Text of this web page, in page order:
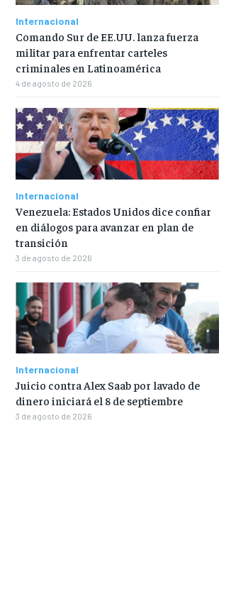
Internacional
Comando Sur de EE.UU. lanza fuerza
militar para enfrentar carteles
criminales en Latinoamérica
4 de agosto de 2026
Internacional
Venezuela: Estados Unidos dice confiar
en diálogos para avanzar en plan de
transición
3 de agosto de 2026
Internacional
Juicio contra Alex Saab por lavado de
dinero iniciará el 8 de septiembre
3 de agosto de 2026